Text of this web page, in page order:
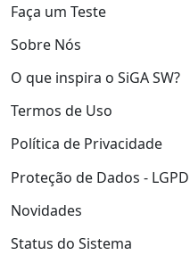
Faça um Teste
Sobre Nós
O que inspira o SiGA SW?
Termos de Uso
Política de Privacidade
Proteção de Dados - LGPD
Novidades
Status do Sistema